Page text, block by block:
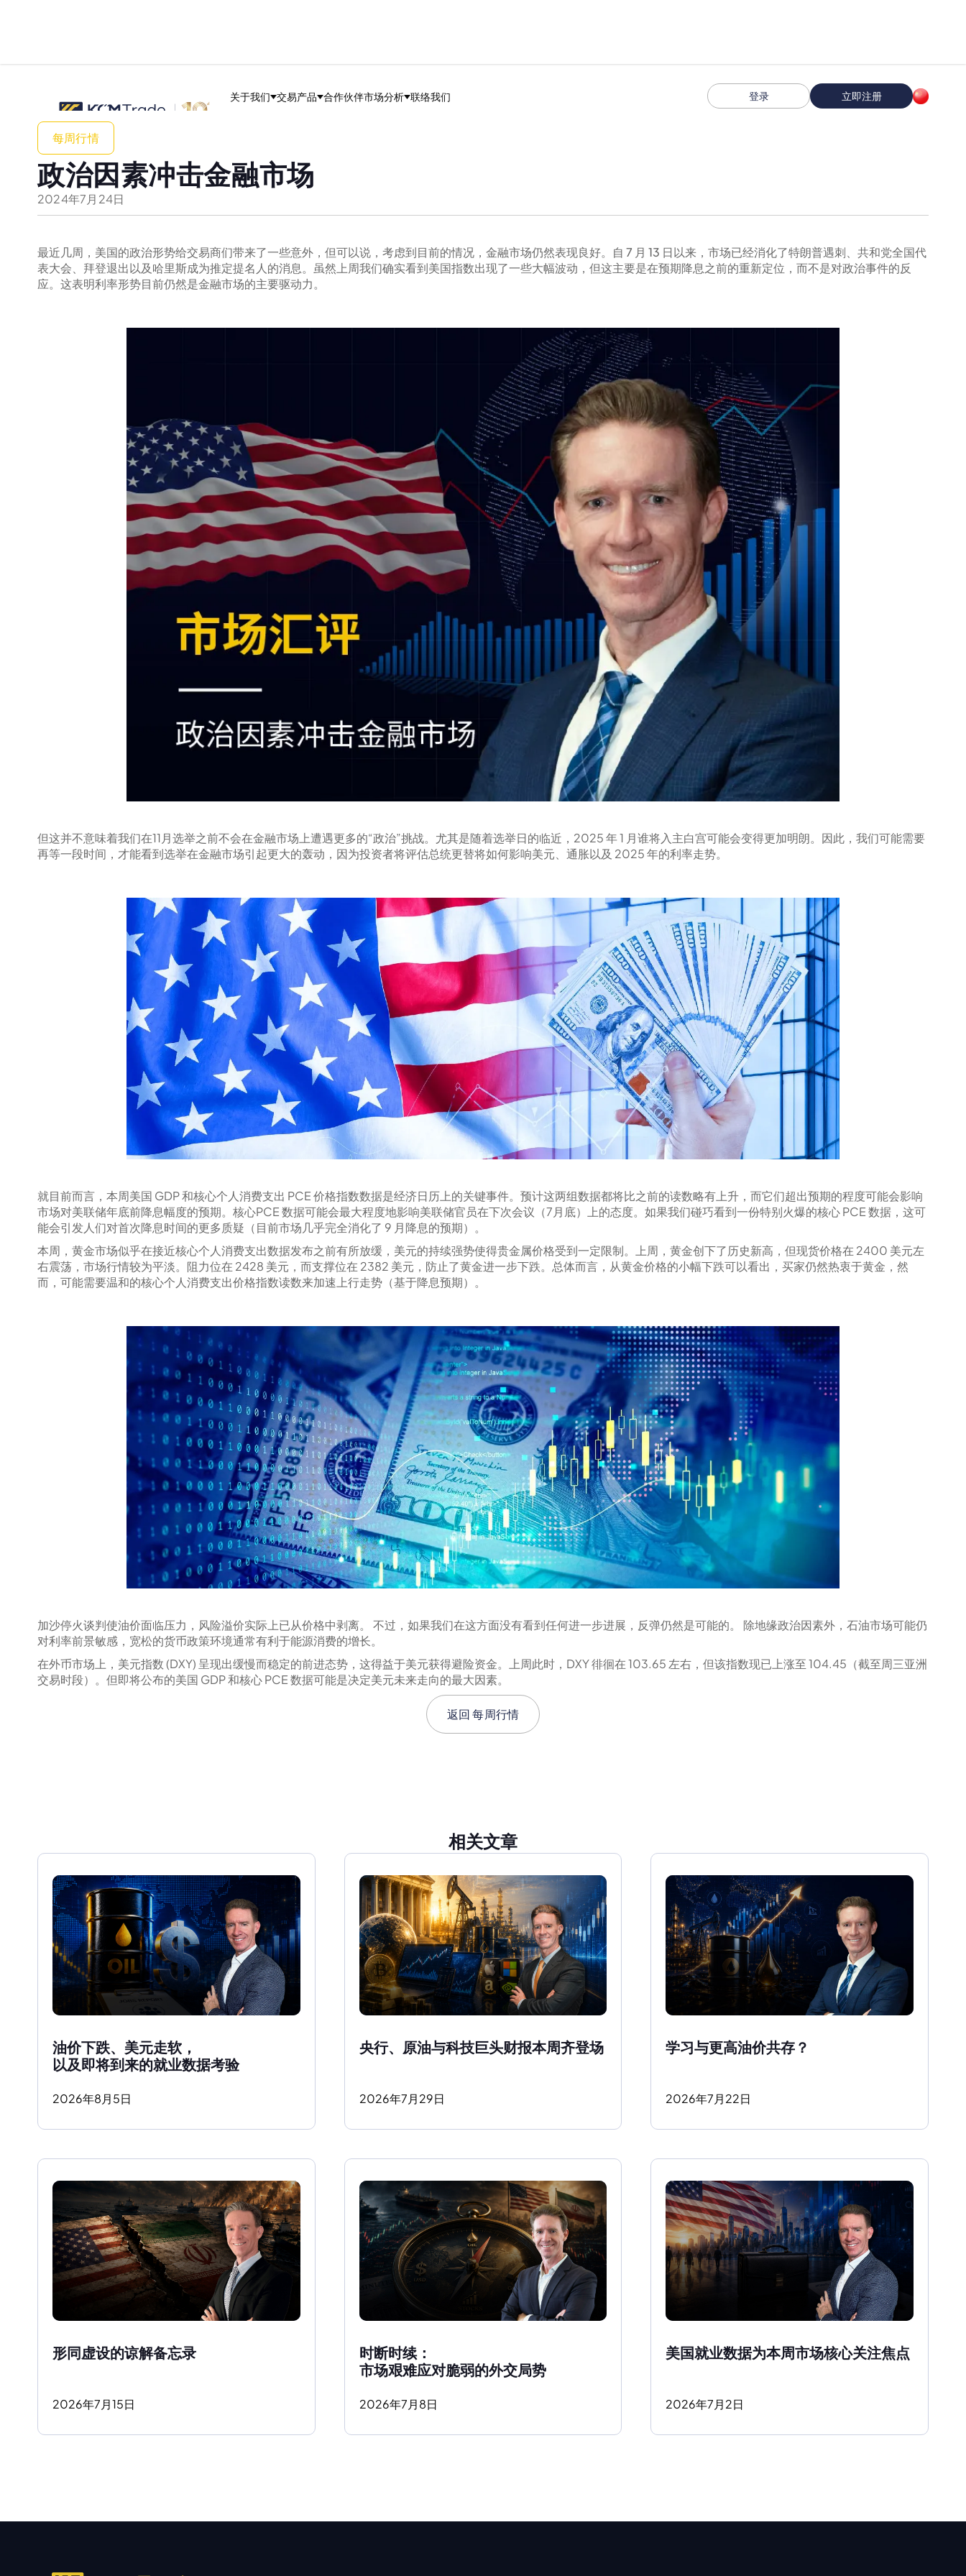
关于我们 交易产品 合作伙伴市场分析 联络我们 登录 立即注册
每周行情
政治因素冲击金融市场
2024年7月 24日
最近几周，美国的政治形势给交易商们带来了一些意外，但可以说，考虑到目前的情况，金融市场仍然表现良好。自 7 月 13 日以来，市场已经消化了特朗普遇刺、共和党全国代
表大会、拜登退出以及哈里斯成为推定提名人的消息。虽然上周我们确实看到美国指数出现了一些大幅波动，但这主要是在预期降息之前的重新定位，而不是对政治事件的反
应。这表明利率形势目前仍然是金融市场的主要驱动力。
但这并不意味着我们在11月选举之前不会在金融市场上遭遇更多的“政治”挑战。尤其是随着选举日的临近，2025 年 1 月谁将入主白宫可能会变得更加明朗。因此，我们可能需要
再等一段时间，才能看到选举在金融市场引起更大的轰动，因为投资者将评估总统更替将如何影响美元、通胀以及 2025 年的利率走势。
就目前而言，本周美国 GDP 和核心个人消费支出 PCE 价格指数数据是经济日历上的关键事件。预计这两组数据都将比之前的读数略有上升，而它们超出预期的程度可能会影响
市场对美联储年底前降息幅度的预期。核心PCE 数据可能会最大程度地影响美联储官员在下次会议（7月底）上的态度。如果我们碰巧看到一份特别火爆的核心 PCE 数据，这可
能会引发人们对首次降息时间的更多质疑（目前市场几乎完全消化了 9 月降息的预期）。
本周，黄金市场似乎在接近核心个人消费支出数据发布之前有所放缓，美元的持续强势使得贵金属价格受到一定限制。上周，黄金创下了历史新高，但现货价格在 2400 美元左
右震荡，市场行情较为平淡。阻力位在 2428 美元，而支撑位在 2382 美元，防止了黄金进一步下跌。总体而言，从黄金价格的小幅下跌可以看出，买家仍然热衷于黄金，然
而，可能需要温和的核心个人消费支出价格指数读数来加速上行走势（基于降息预期）。
加沙停火谈判使油价面临压力，风险溢价实际上已从价格中剥离。 不过，如果我们在这方面没有看到任何进一步进展，反弹仍然是可能的。 除地缘政治因素外，石油市场可能仍
对利率前景敏感，宽松的货币政策环境通常有利于能源消费的增长。
在外币市场上，美元指数 (DXY) 呈现出缓慢而稳定的前进态势，这得益于美元获得避险资金。上周此时，DXY 徘徊在 103.65 左右，但该指数现已上涨至 104.45（截至周三亚洲
交易时段）。但即将公布的美国 GDP 和核心 PCE 数据可能是决定美元未来走向的最大因素。
返回每周行情
相关文章
油价下跌、美元走软，
以及即将到来的就业数据考验
2026年8月5日
央行、原油与科技巨头财报本周齐登场
2026年7月29日 2026年7月22日
形同虚设的谅解备忘录
2026年7月15日
时断时续：
市场艰难应对脆弱的外交局势
2026年7月8日
美国就业数据为本周市场核心关注焦点
2026年7月2日